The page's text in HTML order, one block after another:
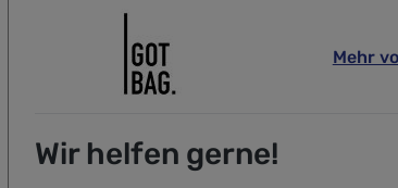
Mehr
Wir helfen gerne!